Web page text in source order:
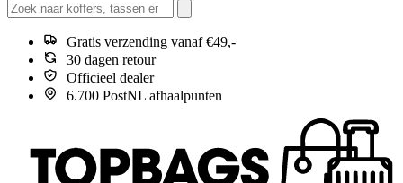
Gratis verzending vanaf €49,-
30 dagen retour
Officieel dealer
6.700 PostNL afhaalpunten